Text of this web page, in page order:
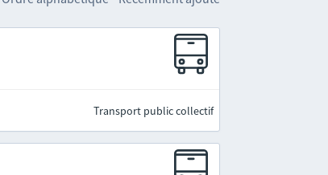
Transport public collectif